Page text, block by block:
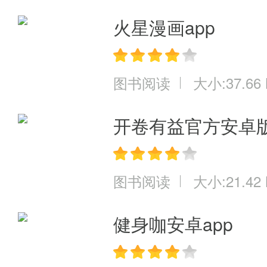
火星漫画app
图书阅读 大小:37.66
开卷有益官方安卓
图书阅读 大小:21.42
健身咖安卓app